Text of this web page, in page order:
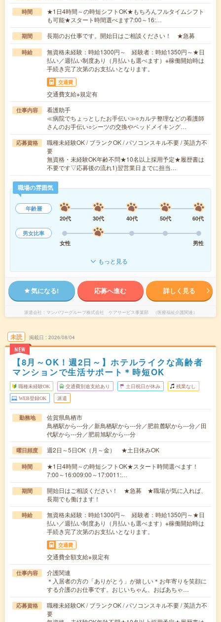
時間
★1日4時間～の時短シフトOK★もちろんフルタイムシフト
も可能★スタート時間選べます7:00～16:…
期間 長期のお仕事です。開始日はご相談ください！ ★急募
時給
無資格未経験：時給1300円～ 経験者：時給1350円～★日
払い／週払い制度あり（月払いも選べます）※稼働開始時は
手続き完了次第のお支払いとなります。
交通費
交通費支給※規定有
仕事内容
看護助手
≪病院でちょっとしたお手伝い≫○カルテ整理などの看護師
さんのお手伝い○シーツの交換やベッドメイキング…
応募資格
職種未経験OK / ブランクOK / パソコンスキル不要 / 英語力不
要
無資格・未経験OK年齢不問★10名以上採用予定★履歴書は
不要です▽応募後の流れ1)翌営業日までに担当…
職場の雰囲気
年齢層
20代
30代 40代 50代
60代
男女比率
女性
男性
もっと見る
気になる! 応募へ進む 詳しく見る
派遣会社 マンパワーグループ株式会社 ケアサービス事業部 （医療福祉介護関連）
未読
NEW
掲載日 2026/08/04
【8月～OK！週2日～】ホテルライクな高齢者
マンションで生活サポート＊時短OK
職種未経験OK 交通費別途支給あり 土日祝日が休み 残業なし
WEB登録OK 派遣
勤務地
佐賀県鳥栖市
鳥栖駅から---分／新鳥栖駅から---分／肥前麓駅から---分／田
代駅から---分／肥前旭駅から---分
曜日頻度 週2日～5日OK（月～金） ★土日休みOK
時間
★1日4時間～の時短シフトOK★スタート時間選べます！
7:00～16:009:00～17:0011:…
期間
開始日はご相談ください！ ★急募 ★職場が気に入れば、
長期でも働けます！
時給
無資格未経験：時給1300円～ 経験者：時給1350円～★日
払い／週払い制度あり（月払いも選べます）※稼働開始時は
手続き完了次第のお支払いとなります。
交通費
交通費全額支給※規定有
仕事内容
介護関連
＊入居者の方の「ありがとう」が嬉しい＊お年寄りを笑顔に
する介護のお仕事です。おじいちゃん、おばあちゃ…
応募資格
職種未経験OK / ブランクOK / パソコンスキル不要 / 英語力不
要